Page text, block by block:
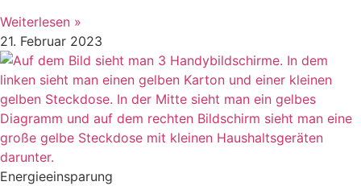
Weiterlesen »
21. Februar 2023
Energieeinsparung